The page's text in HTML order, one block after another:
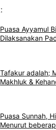
Puasa Ayyamul
Dilaksanakan
Tafakur adalah;
Makhluk &
Puasa Sunnah,
Menurut